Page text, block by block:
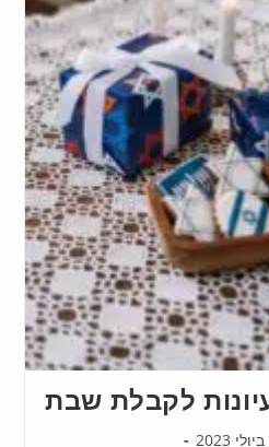
לקבלת שבת